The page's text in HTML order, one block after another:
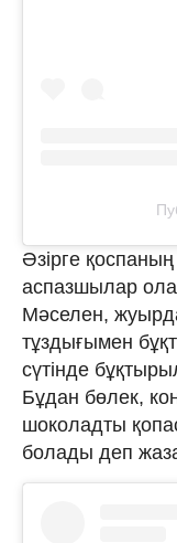
Әзірге
аспазшылар
Мәселен,
тұздығымен
сүтінде
Бұдан бөлек,
шоколадты
болады деп